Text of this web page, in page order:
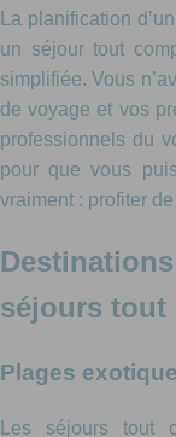
La planification
un séjour tout
simplifiée. Vous
de voyage et vos
professionnels du
pour que vous
vraiment : profiter
séjours tout
Plages
Les séjours tout